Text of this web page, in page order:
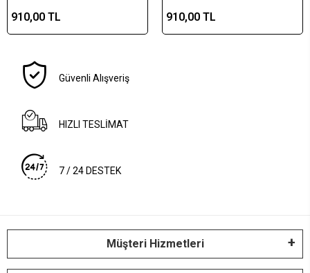
910,00 TL 910,00 TL
Güvenli Alışveriş
HIZLI TESLİMAT
7 / 24 DESTEK
Müşteri Hizmetleri